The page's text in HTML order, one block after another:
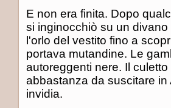
E non era finita. Dopo
si inginocchiò su un
l'orlo del vestito fino a
portava mutandine. Le
autoreggenti nere. Il
abbastanza da suscitare
invidia.